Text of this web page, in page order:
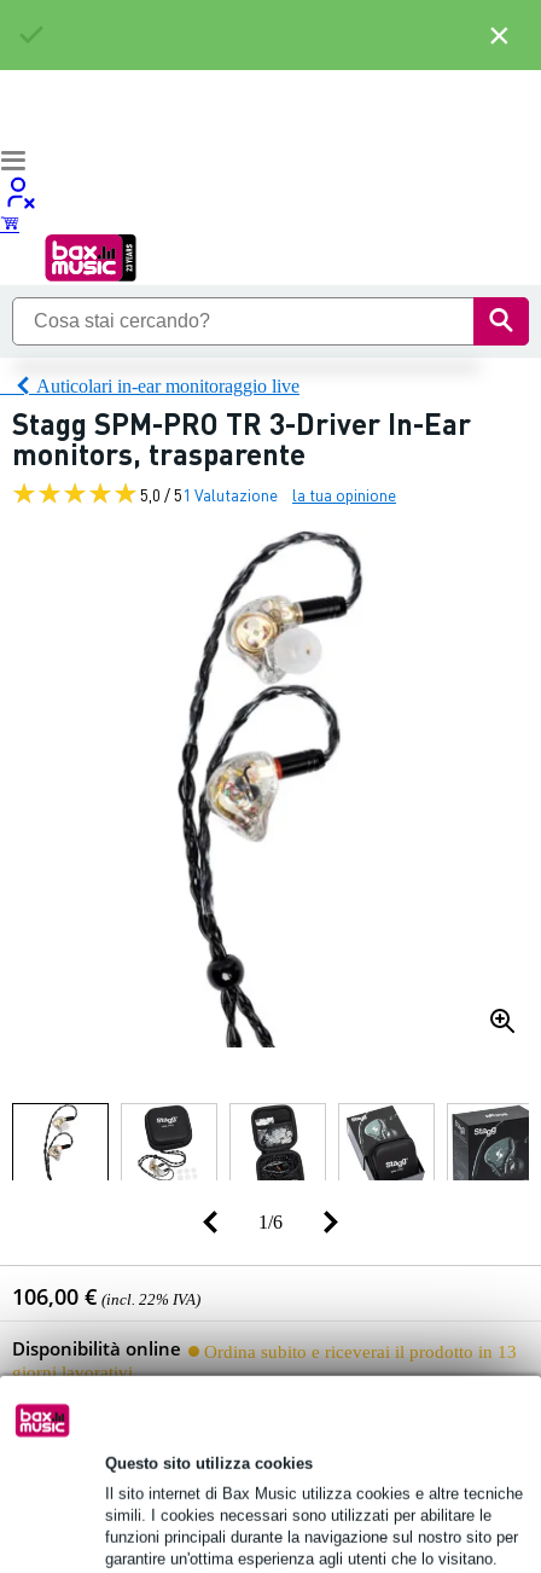
Questo sito utilizza cookies
Il sito internet di Bax Music utilizza cookies e altre tecniche
simili. I cookies necessari sono utilizzati per abilitare le
funzioni principali durante la navigazione sul nostro sito per
garantire un'ottima esperienza agli utenti che lo visitano.
Auticolari in-ear monitoraggio live
Stagg SPM-PRO TR 3-Driver In-Ear
monitors, trasparente
5,0 / 51 Valutazione la tua opinione
1/6
106,00 € (incl. 22% IVA)
Disponibilità online
Ordina subito e riceverai il prodotto in 13
giorni lavorativi
Aggiungi al carrello
×